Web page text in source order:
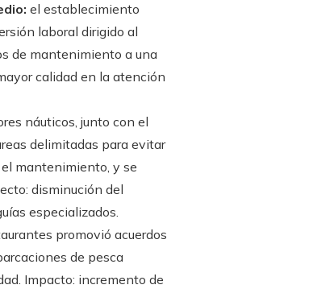
el establecimiento
laboral dirigido al
de mantenimiento a una
calidad en la atención
náuticos, junto con el
delimitadas para evitar
mantenimiento, y se
disminución del
especializados.
promovió acuerdos
de pesca
Impacto: incremento de